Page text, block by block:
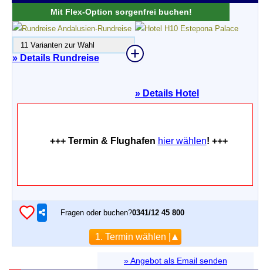
Mit Flex-Option sorgenfrei buchen!
» Details Rundreise
11 Varianten zur Wahl
» Details Hotel
+++ Termin & Flughafen hier wählen! +++
Fragen oder buchen?0341/12 45 800
1. Termin wählen |
» Angebot als Email senden